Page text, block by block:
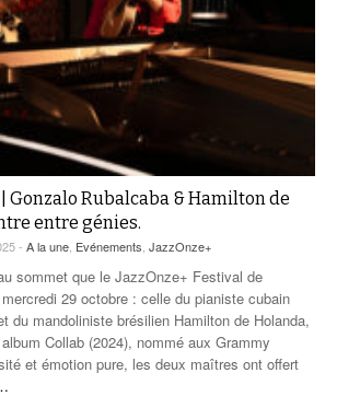
| Gonzalo Rubalcaba & Hamilton de
entre génies.
- A la une Evénements JazzOnze+
sommet que le JazzOnze+ Festival de
29 octobre : celle du pianiste cubain
du mandoliniste brésilien Hamilton de Holanda,
Collab (2024), nommé aux Grammy
et émotion pure, les deux maîtres ont offert